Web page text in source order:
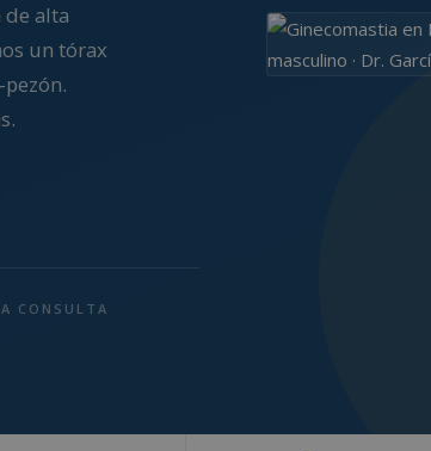
alta
un tórax
CONSULTA